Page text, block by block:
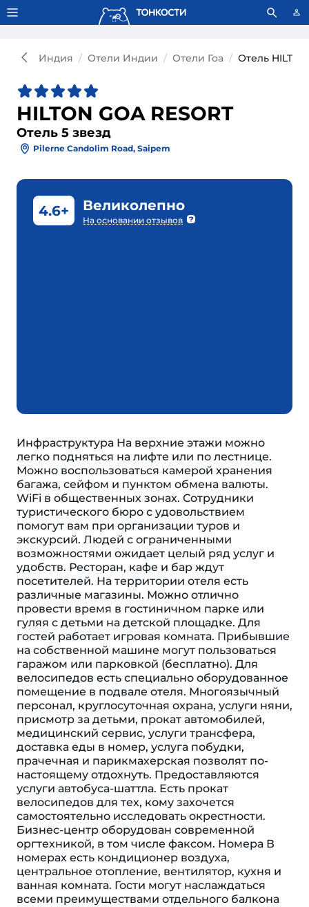
Тонкости используют сookie-файлы. Что это значит?
Индия Отели Индии Отели Гоа Отель
HILTON GOA RESORT
Отель 5 звезд
Pilerne Candolim Road, Saipem
4.6+ Великолепно
На основании отзывов
Инфраструктура На верхние этажи можно
легко подняться на лифте или по лестнице.
Можно воспользоваться камерой хранения
багажа, сейфом и пунктом обмена валюты.
WiFi в общественных зонах. Сотрудники
туристического бюро с удовольствием
помогут вам при организации туров и
экскурсий. Людей с ограниченными
возможностями ожидает целый ряд услуг и
удобств. Ресторан, кафе и бар ждут
посетителей. На территории отеля есть
различные магазины. Можно отлично
провести время в гостиничном парке или
гуляя с детьми на детской площадке. Для
гостей работает игровая комната. Прибывшие
на собственной машине могут пользоваться
гаражом или парковкой (бесплатно). Для
велосипедов есть специально оборудованное
помещение в подвале отеля. Многоязычный
персонал, круглосуточная охрана, услуги няни,
присмотр за детьми, прокат автомобилей,
медицинский сервис, услуги трансфера,
доставка еды в номер, услуга побудки,
прачечная и парикмахерская позволят по-
настоящему отдохнуть. Предоставляются
услуги автобуса-шаттла. Есть прокат
велосипедов для тех, кому захочется
самостоятельно исследовать окрестности.
Бизнес-центр оборудован современной
оргтехникой, в том числе факсом. Номера В
номерах есть кондиционер воздуха,
центральное отопление, вентилятор, кухня и
ванная комната. Гости могут наслаждаться
всеми преимуществами отдельного балкона